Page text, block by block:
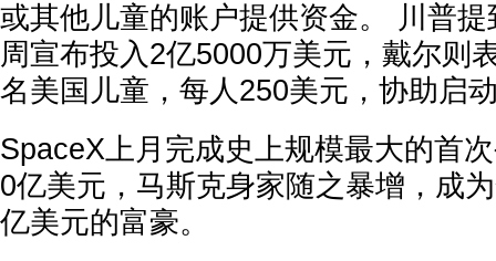
或其他儿童的账户提供资金。 川普
周宣布投入2亿5000万美元，戴尔则
名美国儿童，每人250美元，协助启
SpaceX上月完成史上规模最大的首
0亿美元，马斯克身家随之暴增，成
亿美元的富豪。